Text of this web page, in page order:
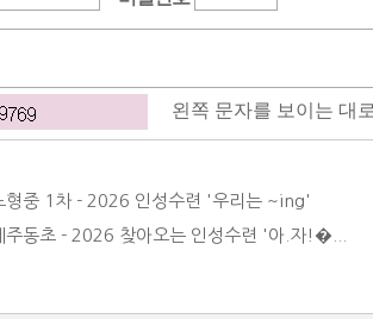
형중 1차 - 2026 인성수련 '우리는 ~ing'
주동초 - 2026 찾아오는 인성수련 '아.자!�...